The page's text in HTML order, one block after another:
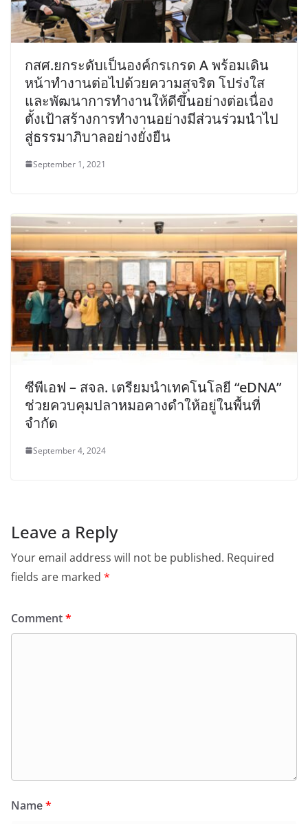
กสศ.ยกระดับเป็นองค์กรเกรด A พร้อมเดิน
หน้าทำงานต่อไปด้วยความสุจริต โปร่งใส
และพัฒนาการทำงานให้ดีขึ้นอย่างต่อเนื่อง
ตั้งเป้าสร้างการทำงานอย่างมีส่วนร่วมนำไป
สู่ธรรมาภิบาลอย่างยั่งยืน
September 1, 2021
ซีพีเอฟ – สจล. เตรียมนำเทคโนโลยี “eDNA”
ช่วยควบคุมปลาหมอคางดำให้อยู่ในพื้นที่
จำกัด
September 4, 2024
Leave a Reply
Your email address will not be published. Required
fields are marked *
Comment*
Name*